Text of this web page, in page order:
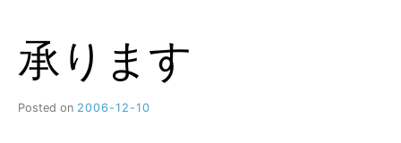
承ります
Posted on 2006-12-10